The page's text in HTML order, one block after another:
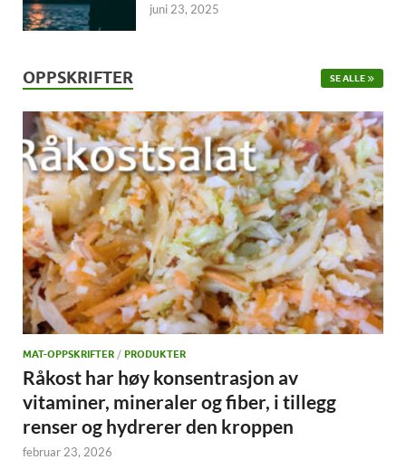
juni 23, 2025
OPPSKRIFTER SE ALLE
MAT-OPPSKRIFTER / PRODUKTER
Råkost har høy konsentrasjon av
vitaminer, mineraler og fiber, i tillegg
renser og hydrerer den kroppen
februar 23, 2026